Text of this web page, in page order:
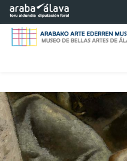
Saltar al contenido principal